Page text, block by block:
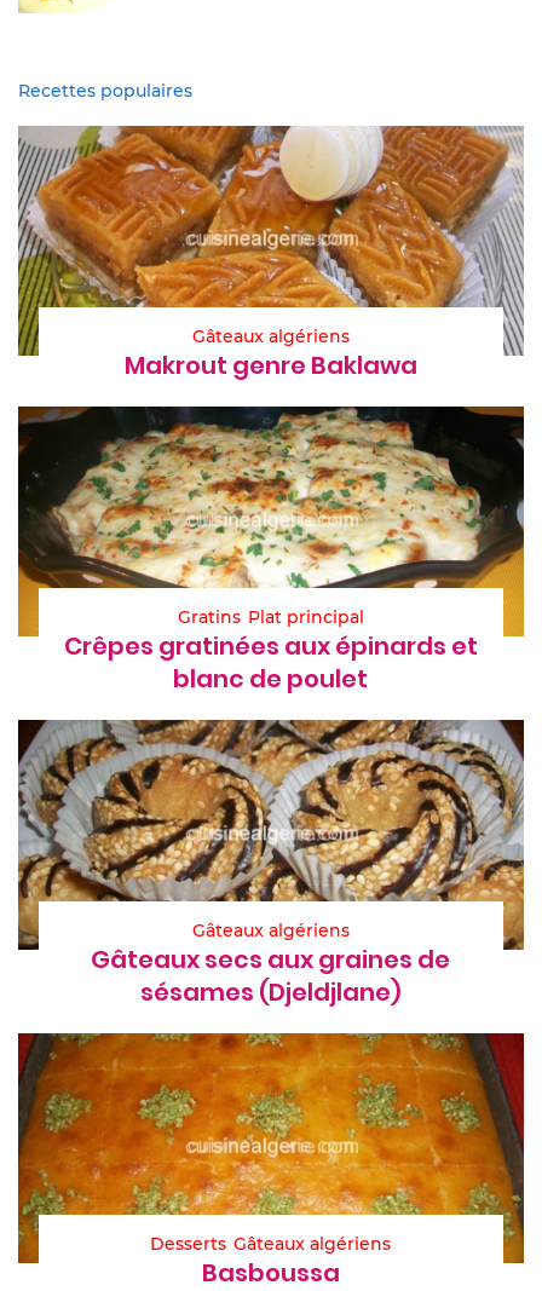
Recettes populaires
Gâteaux algériens
Makrout genre Baklawa
Gratins Plat principal
Crêpes gratinées aux épinards et
blanc de poulet
Gâteaux algériens
Gâteaux secs aux graines de
sésames (Djeldjlane)
Desserts Gâteaux algériens
Basboussa